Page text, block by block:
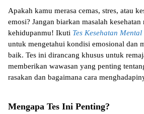
Apakah kamu merasa cemas, stres, atau
emosi? Jangan biarkan masalah
kehidupanmu! Ikuti Tes Kesehatan Mental
untuk mengetahui kondisi emosional dan
baik. Tes ini dirancang khusus untuk
memberikan wawasan yang penting
rasakan dan bagaimana cara
Mengapa Tes Ini Penting?